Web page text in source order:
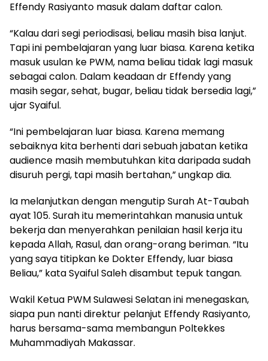
Effendy Rasiyanto masuk dalam daftar calon.
“Kalau dari segi periodisasi, beliau masih bisa lanjut.
Tapi ini pembelajaran yang luar biasa. Karena ketika
masuk usulan ke PWM, nama beliau tidak lagi masuk
sebagai calon. Dalam keadaan dr Effendy yang
masih segar, sehat, bugar, beliau tidak bersedia lagi,”
ujar Syaiful.
“Ini pembelajaran luar biasa. Karena memang
sebaiknya kita berhenti dari sebuah jabatan ketika
audience masih membutuhkan kita daripada sudah
disuruh pergi, tapi masih bertahan,” ungkap dia.
Ia melanjutkan dengan mengutip Surah At-Taubah
ayat 105. Surah itu memerintahkan manusia untuk
bekerja dan menyerahkan penilaian hasil kerja itu
kepada Allah, Rasul, dan orang-orang beriman. “Itu
yang saya titipkan ke Dokter Effendy, luar biasa
Beliau,” kata Syaiful Saleh disambut tepuk tangan.
Wakil Ketua PWM Sulawesi Selatan ini menegaskan,
siapa pun nanti direktur pelanjut Effendy Rasiyanto,
harus bersama-sama membangun Poltekkes
Muhammadiyah Makassar.